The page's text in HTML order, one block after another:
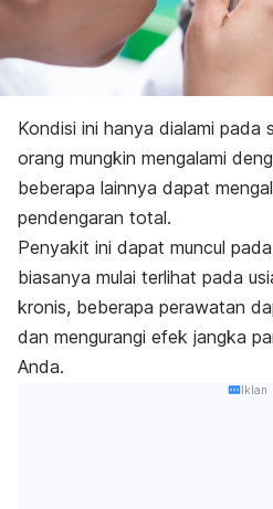
Kondisi ini hanya dialami pada
orang mungkin mengalami
beberapa lainnya dapat
pendengaran total.
Penyakit ini dapat muncul
biasanya mulai terlihat pada
kronis, beberapa perawatan
dan mengurangi efek jangka
Anda.
Iklan